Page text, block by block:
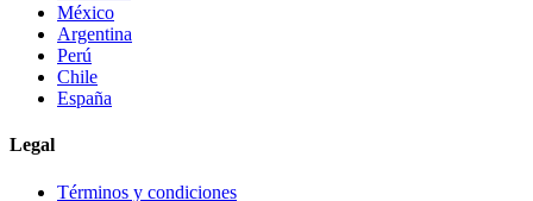
México
Argentina
Perú
Chile
España
Legal
Términos y condiciones